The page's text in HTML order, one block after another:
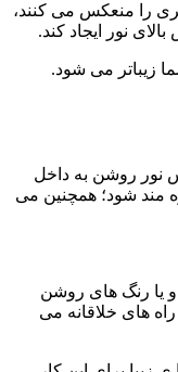
را منعکس می کنند،
نور ایجاد کند.
زیباتر می شود.
نور روشن به داخل
مند شود؛ همچنین می
و یا رنگ های روشن
های خلاقانه می